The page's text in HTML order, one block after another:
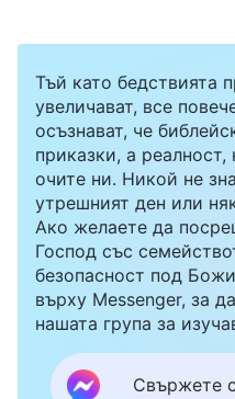
Тъй като бедствията
увеличават, все
осъзнават, че
приказки, а
очите ни. Никой не
утрешният ден или
Ако желаете да
Господ със
безопасност под
върху Messenger, за
нашата група за
Свържете